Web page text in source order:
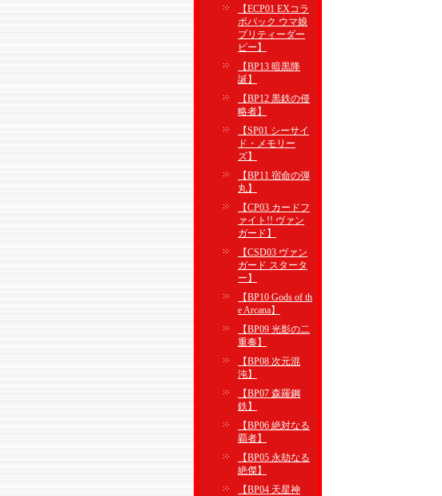
【ECP01 EXコラ
ボパック ウマ娘
プリティーダー
ビー】
【BP13 暗黒降
誕】
【BP12 黒鉄の侵
略者】
【SP01 シーサイ
ド・メモリー
ズ】
【BP11 宿命の弾
丸】
【CP03 カードフ
ァイト!! ヴァン
ガード】
【CSD03 ヴァン
ガード スタータ
ー】
【BP10 Gods of th
e Arcana】
【BP09 光影の二
重奏】
【BP08 次元混
沌】
【BP07 森羅鋼
鉄】
【BP06 絶対なる
覇者】
【BP05 永劫なる
絶傑】
【BP04 天星神